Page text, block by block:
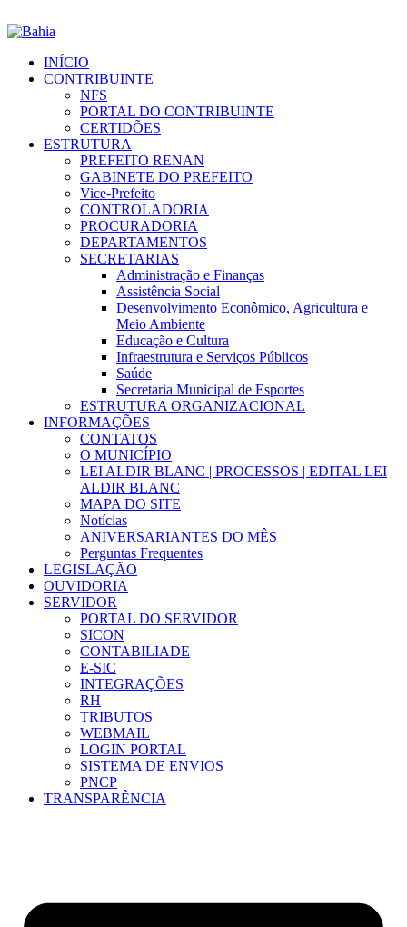
INÍCIO
CONTRIBUINTE
NFS
PORTAL DO CONTRIBUINTE
CERTIDÕES
ESTRUTURA
PREFEITO RENAN
GABINETE DO PREFEITO
Vice-Prefeito
CONTROLADORIA
PROCURADORIA
DEPARTAMENTOS
SECRETARIAS
Administração e Finanças
Assistência Social
Desenvolvimento Econômico, Agricultura e
Meio Ambiente
Educação e Cultura
Infraestrutura e Serviços Públicos
Saúde
Secretaria Municipal de Esportes
ESTRUTURA ORGANIZACIONAL
INFORMAÇÕES
CONTATOS
O MUNICÍPIO
LEI ALDIR BLANC | PROCESSOS | EDITAL LEI
ALDIR BLANC
MAPA DO SITE
Notícias
ANIVERSARIANTES DO MÊS
Perguntas Frequentes
LEGISLAÇÃO
OUVIDORIA
SERVIDOR
PORTAL DO SERVIDOR
SICON
CONTABILIADE
E-SIC
INTEGRAÇÕES
RH
TRIBUTOS
WEBMAIL
LOGIN PORTAL
SISTEMA DE ENVIOS
PNCP
TRANSPARÊNCIA